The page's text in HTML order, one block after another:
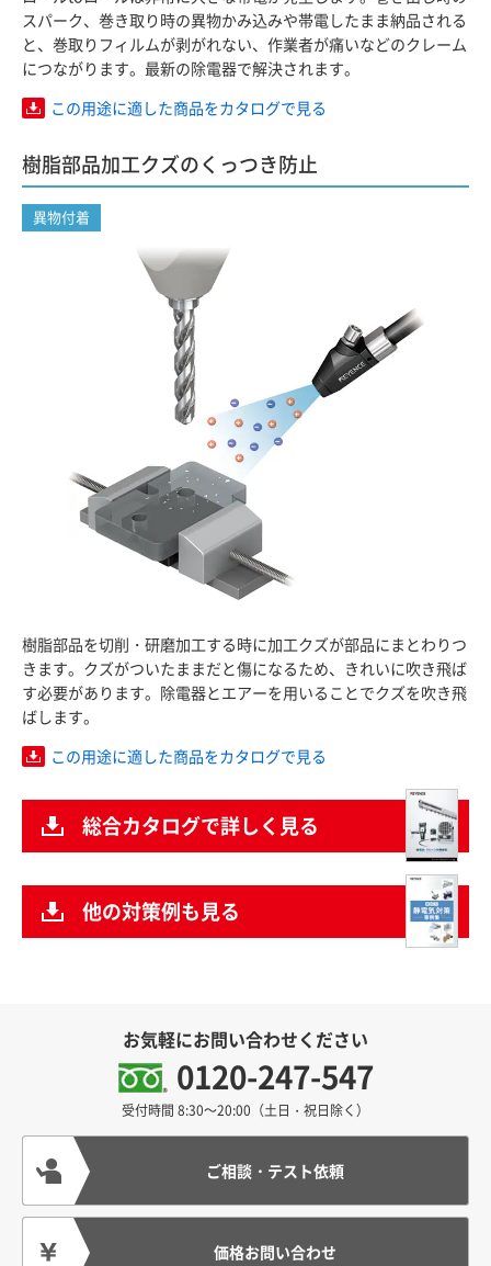
スパーク、巻き取り時の異物かみ込みや帯電したまま納品される
と、巻取りフィルムが剥がれない、作業者が痛いなどのクレーム
につながります。最新の除電器で解決されます。
この用途に適した商品をカタログで見る
樹脂部品加工クズのくっつき防止
異物付着
樹脂部品を切削・研磨加工する時に加工クズが部品にまとわりつ
きます。クズがついたままだと傷になるため、きれいに吹き飛ば
す必要があります。除電器とエアーを用いることでクズを吹き飛
ばします。
この用途に適した商品をカタログで見る
総合カタログで詳しく見る
他の対策例も見る
お気軽にお問い合わせください
0120-247-547
受付時間 8:30～20:00 （土日・祝日除く）
ご相談・テスト依頼
価格お問い合わせ